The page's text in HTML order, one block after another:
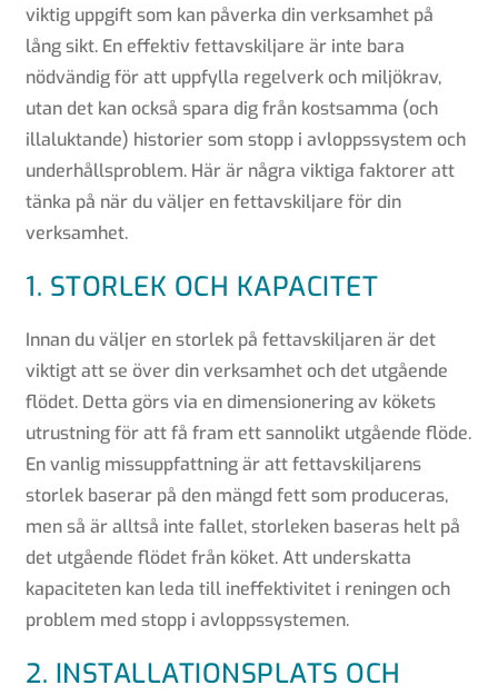
viktig uppgift som kan påverka din verksamhet på
lång sikt. En effektiv fettavskiljare är inte bara
nödvändig för att uppfylla regelverk och miljökrav,
utan det kan också spara dig från kostsamma (och
illaluktande) historier som stopp i avloppssystem och
underhållsproblem. Här är några viktiga faktorer att
tänka på när du väljer en fettavskiljare för din
verksamhet.
1. STORLEK OCH KAPACITET
Innan du väljer en storlek på fettavskiljaren är det
viktigt att se över din verksamhet och det utgående
flödet. Detta görs via en dimensionering av kökets
utrustning för att få fram ett sannolikt utgående flöde.
En vanlig missuppfattning är att fettavskiljarens
storlek baserar på den mängd fett som produceras,
men så är alltså inte fallet, storleken baseras helt på
det utgående flödet från köket. Att underskatta
kapaciteten kan leda till ineffektivitet i reningen och
problem med stopp i avloppssystemen.
2. INSTALLATIONSPLATS OCH